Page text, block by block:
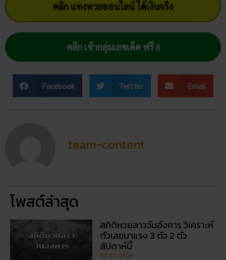
คลิก แทงหวยออนไลน์ ได้เงินจริง
คลิก เข้ากลุ่มเลขเด็ด ฟรี !!
Facebook Twitter Email
team-content
โพสต์ล่าสุด
สถิติหวยลาววันอังคาร วิเคราะห์
ตัวเลขมาแรง 3 ตัว 2 ตัว
สัปดาห์นี้
02/07/2026